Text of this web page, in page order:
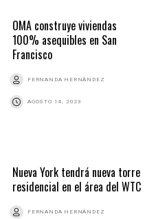
OMA construye viviendas
100% asequibles en San
Francisco
FERNANDA HERNÁNDEZ
AGOSTO 14, 2023
Nueva York tendrá nueva torre
residencial en el área del WTC
FERNANDA HERNÁNDEZ